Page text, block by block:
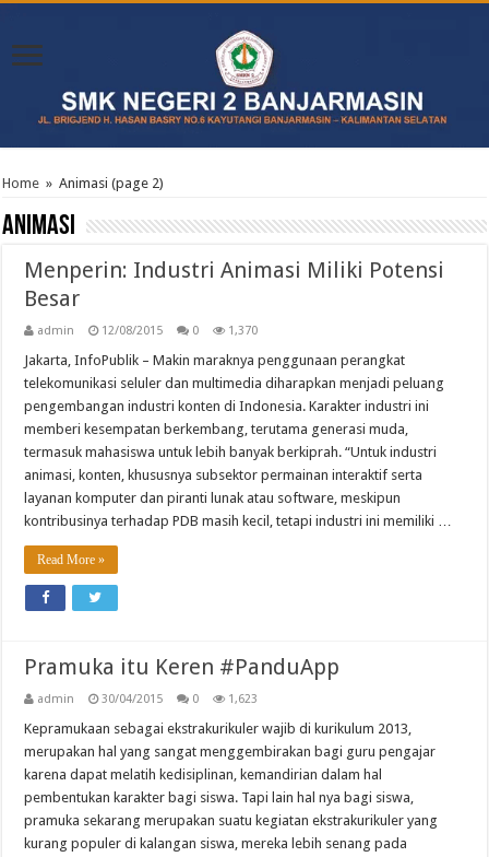
Home » Animasi (page 2)
Animasi
Menperin: Industri Animasi Miliki Potensi
Besar
admin 12/08/2015 0 1,370
Jakarta, InfoPublik – Makin maraknya penggunaan perangkat
telekomunikasi seluler dan multimedia diharapkan menjadi peluang
pengembangan industri konten di Indonesia. Karakter industri ini
memberi kesempatan berkembang, terutama generasi muda,
termasuk mahasiswa untuk lebih banyak berkiprah. “Untuk industri
animasi, konten, khususnya subsektor permainan interaktif serta
layanan komputer dan piranti lunak atau software, meskipun
kontribusinya terhadap PDB masih kecil, tetapi industri ini memiliki …
Read More »
Pramuka itu Keren #PanduApp
admin 30/04/2015 0 1,623
Kepramukaan sebagai ekstrakurikuler wajib di kurikulum 2013,
merupakan hal yang sangat menggembirakan bagi guru pengajar
karena dapat melatih kedisiplinan, kemandirian dalam hal
pembentukan karakter bagi siswa. Tapi lain hal nya bagi siswa,
pramuka sekarang merupakan suatu kegiatan ekstrakurikuler yang
kurang populer di kalangan siswa, mereka lebih senang pada